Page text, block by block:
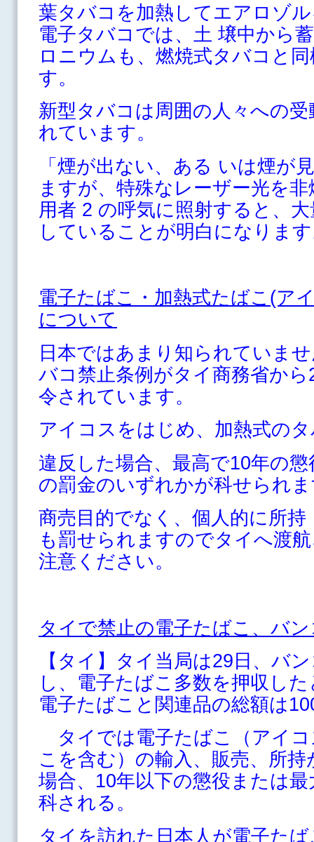
葉タバコを加熱してエアロゾ
電子タバコでは、土 壌中から
ロニウムも、燃焼式タバコと
す。
新型タバコは周囲の人々への
れています。
「煙が出ない、ある いは煙が
ますが、特殊なレーザー光を
用者 2 の呼気に照射すると、
していることが明白になりま
電子たばこ・加熱式たばこ(ア
について
日本ではあまり知られていま
バコ禁止条例がタイ商務省か
令されています。
アイコスをはじめ、加熱式の
違反した場合、最高で10年の
の罰金のいずれかが科せられ
商売目的でなく、個人的に所
も罰せられますのでタイへ渡
注意ください。
タイで禁止の電子たばこ、バ
【タイ】タイ当局は29日、バ
し、電子たばこ多数を押収し
電子たばこと関連品の総額は
タイでは電子たばこ（アイ
こを含む）の輸入、販売、所
場合、10年以下の懲役または
科される。
タイを訪れた日本人が電子た